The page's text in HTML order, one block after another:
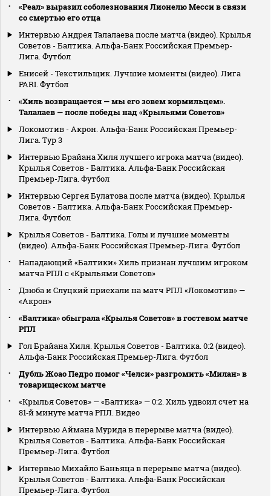
«Реал» выразил соболезнования Лионелю Месси в связи
со смертью его отца
Интервью Андрея Талалаева после матча (видео). Крылья
Советов - Балтика. Альфа-Банк Российская Премьер-
Лига. Футбол
Енисей - Текстильщик. Лучшие моменты (видео). Лига
PARI. Футбол
«Хиль возвращается — мы его зовем кормильцем».
Талалаев — после победы над «Крыльями Советов»
Локомотив - Акрон. Альфа-Банк Российская Премьер-
Лига. Тур 3
Интервью Брайана Хиля лучшего игрока матча (видео).
Крылья Советов - Балтика. Альфа-Банк Российская
Премьер-Лига. Футбол
Интервью Сергея Булатова после матча (видео). Крылья
Советов - Балтика. Альфа-Банк Российская Премьер-
Лига. Футбол
Крылья Советов - Балтика. Голы и лучшие моменты
(видео). Альфа-Банк Российская Премьер-Лига. Футбол
Нападающий «Балтики» Хиль признан лучшим игроком
матча РПЛ с «Крыльями Советов»
Дзюба и Слуцкий приехали на матч РПЛ «Локомотив» —
«Акрон»
«Балтика» обыграла «Крылья Советов» в гостевом матче
РПЛ
Гол Брайана Хиля. Крылья Советов - Балтика. 0:2 (видео).
Альфа-Банк Российская Премьер-Лига. Футбол
Дубль Жоао Педро помог «Челси» разгромить «Милан» в
товарищеском матче
«Крылья Советов» — «Балтика» — 0:2. Хиль удвоил счет на
81‑й минуте матча РПЛ. Видео
Интервью Аймана Мурида в перерыве матча (видео).
Крылья Советов - Балтика. Альфа-Банк Российская
Премьер-Лига. Футбол
Интервью Михайло Баньяца в перерыве матча (видео).
Крылья Советов - Балтика. Альфа-Банк Российская
Премьер-Лига. Футбол